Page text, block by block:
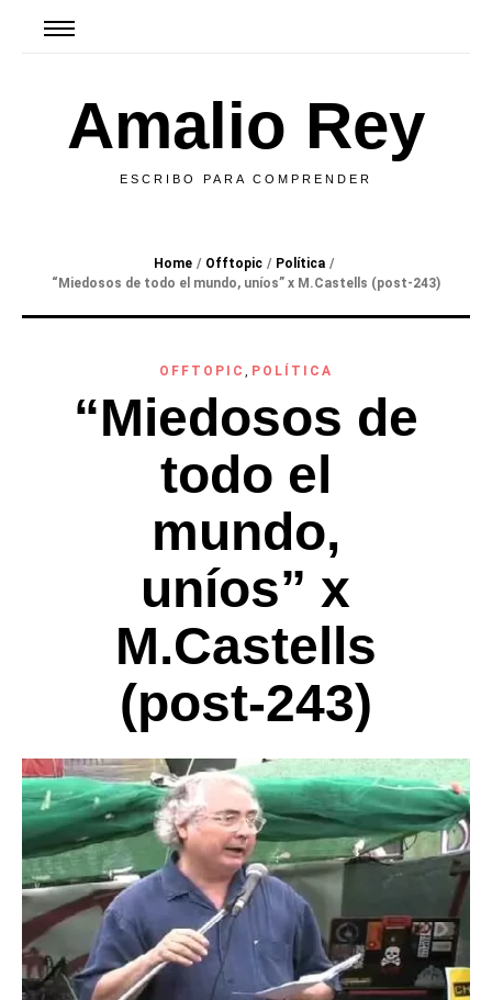
Amalio Rey
ESCRIBO PARA COMPRENDER
Home / Offtopic / Política /
“Miedosos de todo el mundo, uníos” x M.Castells (post-243)
OFFTOPIC , POLÍTICA
“Miedosos de
todo el
mundo,
uníos” x
M.Castells
(post-243)